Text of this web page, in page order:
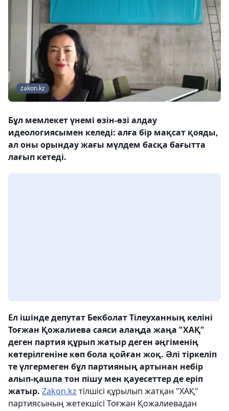
zakon.kz
Бұл мемлекет үнемі өзін-өзі алдау
идеологиясымен келеді: алға бір мақсат қояды,
ал оны орындау жағы мүлдем басқа бағытта
лағып кетеді.
Ел ішінде депутат Бекболат Тілеуханның келіні
Тоғжан Қожалиева саяси алаңда жаңа "ХАҚ"
деген партия құрып жатыр деген әңгіменің
көтерілгеніне көп бола қойған жоқ. Әлі тіркеліп
те үлгермеген бұл партияның артынан небір
алып-қашпа тон пішу мен қауесеттер де еріп
жатыр. Zakon.kz тілшісі құрылып жатқан "ХАҚ"
партиясының жетекшісі Тоғжан Қожалиевадан